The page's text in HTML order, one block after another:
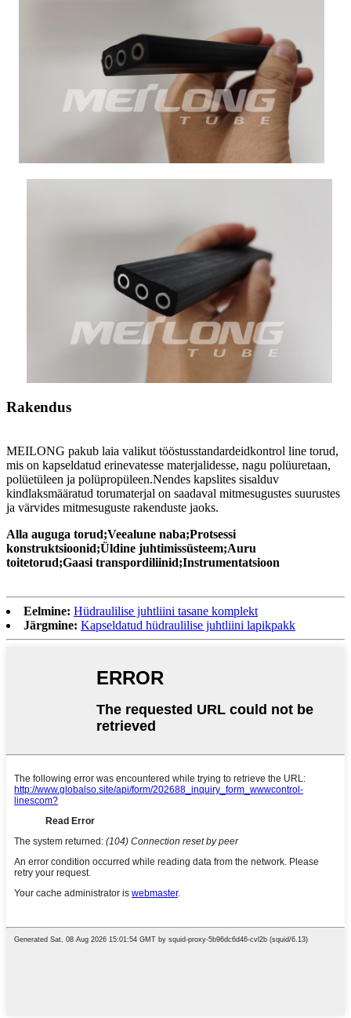
Rakendus
MEILONG pakub laia valikut tööstusstandardeidkontrol line torud,
mis on kapseldatud erinevatesse materjalidesse, nagu polüuretaan,
polüetüleen ja polüpropüleen.Nendes kapslites sisalduv
kindlaksmääratud torumaterjal on saadaval mitmesugustes suurustes
ja värvides mitmesuguste rakenduste jaoks.
Alla auguga torud;Veealune naba;Protsessi
konstruktsioonid;Üldine juhtimissüsteem;Auru
toitetorud;Gaasi transpordiliinid;Instrumentatsioon
Eelmine: Hüdraulilise juhtliini tasane komplekt
Järgmine: Kapseldatud hüdraulilise juhtliini lapikpakk